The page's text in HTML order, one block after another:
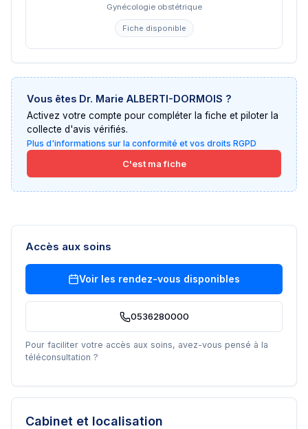
Gynécologie obstétrique
Fiche disponible
Vous êtes Dr. Marie ALBERTI-DORMOIS ?
Activez votre compte pour compléter la fiche et piloter la
collecte d'avis vérifiés.
Plus d'informations sur la conformité et vos droits RGPD
C'est ma fiche
Accès aux soins
Voir les rendez-vous disponibles
0536280000
Pour faciliter votre accès aux soins, avez-vous pensé à la
téléconsultation ?
Cabinet et localisation